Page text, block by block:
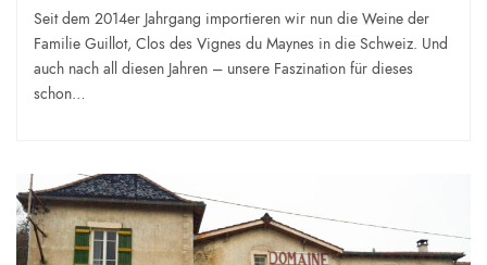
Seit dem 2014er Jahrgang importieren wir nun die Weine der
Familie Guillot, Clos des Vignes du Maynes in die Schweiz. Und
auch nach all diesen Jahren – unsere Faszination für dieses
schon…